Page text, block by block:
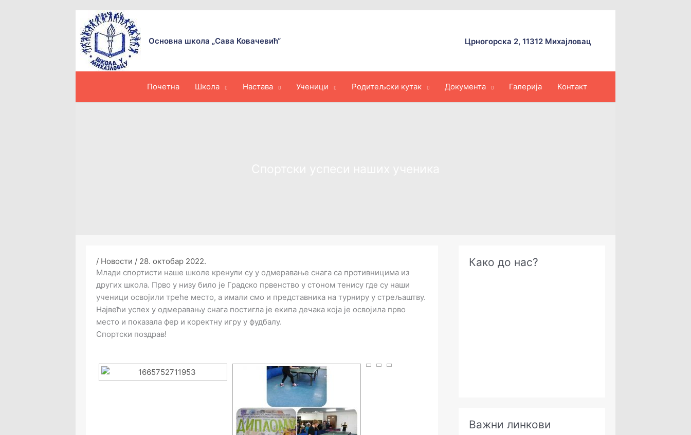
Основна школа „Сава Ковачевић“ Црногорска 2, 11312 Михајловац
Почетна Школа Настава Ученици Родитељски кутак Документа Галерија Контакт
/ Новости / 28. октобар 2022.
Млади спортисти наше школе кренули су у одмеравање снага са противницима из
других школа. Прво у низу било је Градско првенство у стоном тенису где су наши
ученици освојили треће место, а имали смо и представника на турниру у стрељаштву.
Највећи успех у одмеравању снага постигла је екипа дечака која је освојила прво
место и показала фер и коректну игру у фудбалу.
Спортски поздрав!
Како до нас?
Важни линкови
р